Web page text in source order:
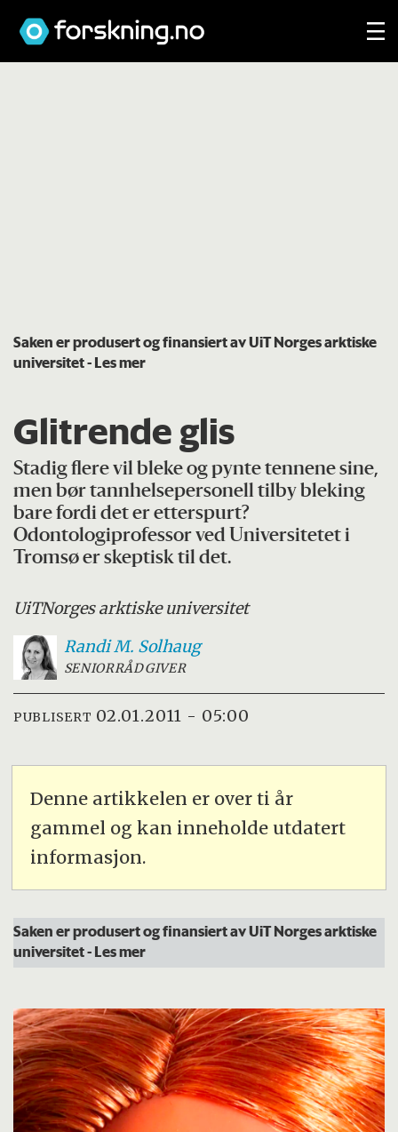
Saken er produsert og finansiert av UiT Norges arktiske
universitet- Les mer
Glitrende glis
Stadig flere vil bleke og pynte tennene sine,
men bør tannhelsepersonell tilby bleking
bare fordi det er etterspurt?
Odontologiprofessor ved Universitetet i
Tromsø er skeptisk til det.
UiTNorges arktiske universitet
Randi M. Solhaug
SENIORRÅDGIVER
PUBLISERT 02.01.2011 - 05:00
Denne artikkelen er over ti år
gammel og kan inneholde utdatert
informasjon.
Saken er produsert og finansiert av UiT Norges arktiske
universitet- Les mer